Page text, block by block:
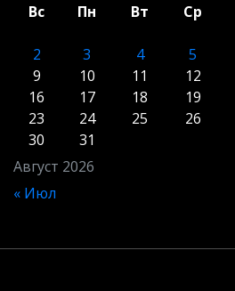
Август 2026
Вс Пн Вт Ср
2
3 4 5
9
10 11 12
16
17 18 19
23
24 25 26
30
31
« Июл